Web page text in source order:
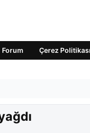
Forum Çerez Politikası